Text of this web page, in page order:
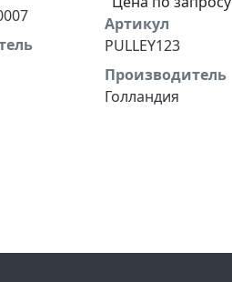
Артикул
PULLEY123
Производитель
Голландия